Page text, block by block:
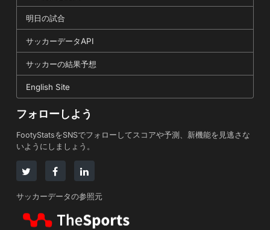
明日の試合
サッカーデータAPI
サッカーの結果予想
English Site
フォローしよう
FootyStatsをSNSでフォローしてスコアや予測、新機能を見逃さな
いようにしましょう。
サッカーデータの参照元